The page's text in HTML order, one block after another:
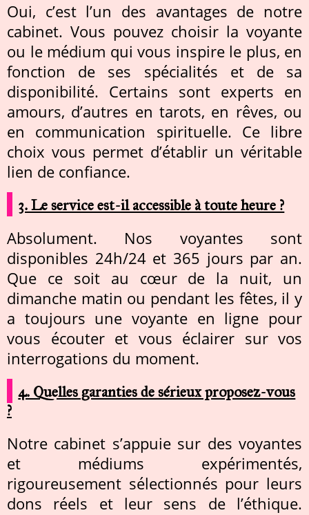
Oui, c’est l’un des avantages de notre
cabinet. Vous pouvez choisir la voyante
ou le médium qui vous inspire le plus, en
fonction de ses spécialités et de sa
disponibilité. Certains sont experts en
amours, d’autres en tarots, en rêves, ou
en communication spirituelle. Ce libre
choix vous permet d’établir un véritable
lien de confiance.
3. Le service est-il accessible à toute heure ?
Absolument. Nos voyantes sont
disponibles 24h/24 et 365 jours par an.
Que ce soit au cœur de la nuit, un
dimanche matin ou pendant les fêtes, il y
a toujours une voyante en ligne pour
vous écouter et vous éclairer sur vos
interrogations du moment.
4. Quelles garanties de sérieux proposez-vous
?
Notre cabinet s’appuie sur des voyantes
et médiums expérimentés,
rigoureusement sélectionnés pour leurs
dons réels et leur sens de l’éthique.